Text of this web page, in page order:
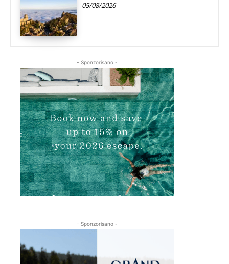
05/08/2026
- Sponzorisano -
- Sponzorisano -